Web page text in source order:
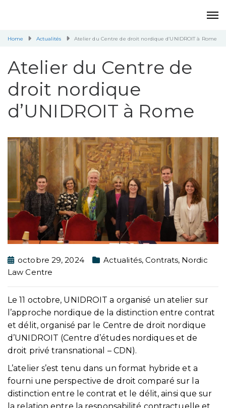
Home Actualités Atelier du Centre de droit nordique d’UNIDROIT à Rome
Atelier du Centre de
droit nordique
d’UNIDROIT à Rome
octobre 29, 2024 Actualités,Contrats, Nordic
Law Centre
Le 11 octobre, UNIDROIT a organisé un atelier sur
l’approche nordique de la distinction entre contrat
et délit, organisé par le Centre de droit nordique
d’UNIDROIT (Centre d’études nordiques et de
droit privé transnational – CDN).
L’atelier s’est tenu dans un format hybride et a
fourni une perspective de droit comparé sur la
distinction entre le contrat et le délit, ainsi que sur
la relation entre la responsabilité contractuelle et